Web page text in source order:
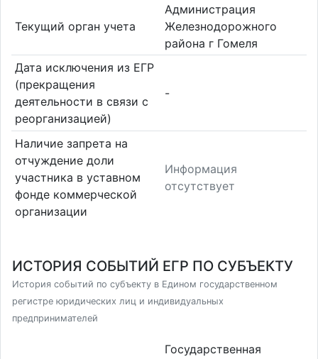
Текущий орган учета
Администрация
Железнодорожного
района г Гомеля
Дата исключения из ЕГР
(прекращения
деятельности в связи с
реорганизацией)
-
Наличие запрета на
отчуждение доли
участника в уставном
фонде коммерческой
организации
Информация
отсутствует
ИСТОРИЯ СОБЫТИЙ ЕГР ПО СУБЪЕКТУ
История событий по субъекту в Едином государственном
регистре юридических лиц и индивидуальных
предпринимателей
Государственная